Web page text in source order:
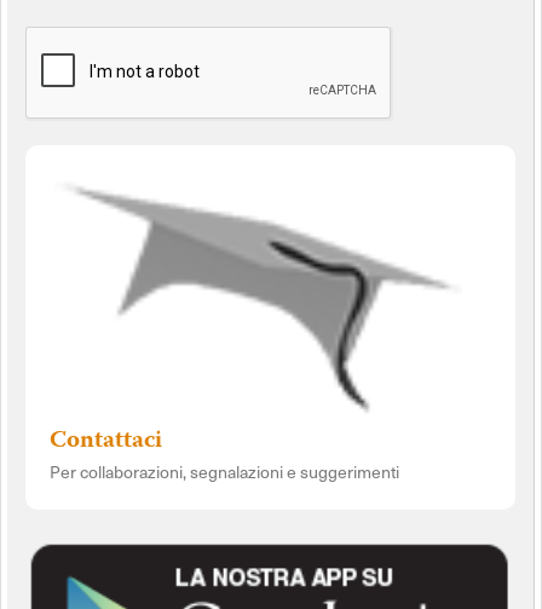
Contattaci
Per collaborazioni, segnalazioni e suggerimenti